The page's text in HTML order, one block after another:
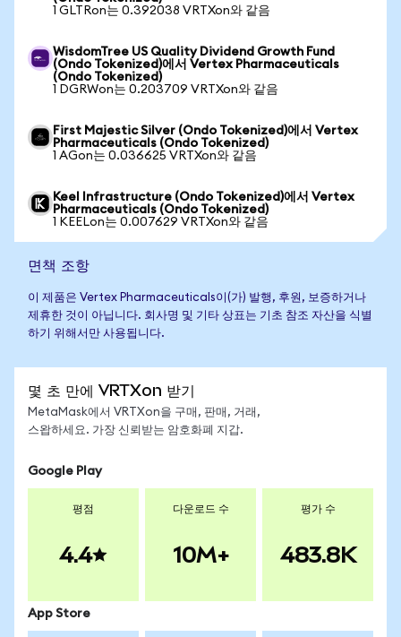
1 GLTRon는 0.392038 VRTXon와 같음
WisdomTree US Quality Dividend Growth Fund
(Ondo Tokenized)에서 Vertex Pharmaceuticals
(Ondo Tokenized)
1 DGRWon는 0.203709 VRTXon와 같음
First Majestic Silver (Ondo Tokenized)에서 Vertex
Pharmaceuticals (Ondo Tokenized)
1 AGon는 0.036625 VRTXon와 같음
Keel Infrastructure (Ondo Tokenized)에서 Vertex
Pharmaceuticals (Ondo Tokenized)
1 KEELon는 0.007629 VRTXon와 같음
면책 조항
이 제품은 Vertex Pharmaceuticals이(가) 발행, 후원, 보증하거나
제휴한 것이 아닙니다. 회사명 및 기타 상표는 기초 참조 자산을 식별
하기 위해서만 사용됩니다.
몇 초 만에 VRTXon 받기
MetaMask에서 VRTXon을 구매, 판매, 거래,
스왑하세요. 가장 신뢰받는 암호화폐 지갑.
Google Play
평점
4.4
다운로드 수
10M+
평가 수
483.8K
App Store